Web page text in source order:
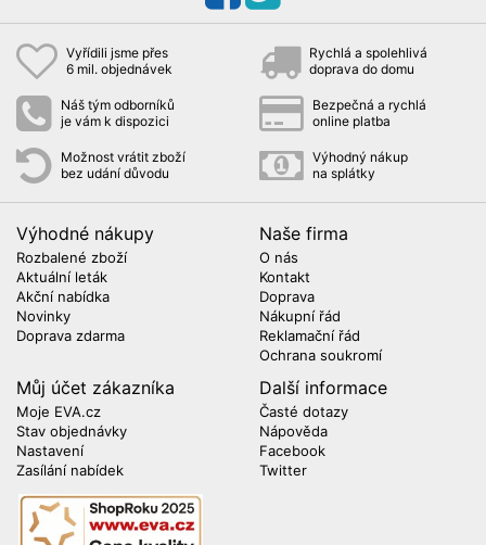
Vyřídili jsme přes
6 mil. objednávek
Rychlá a spolehlivá
doprava do domu
Náš tým odborníků
je vám k dispozici
Bezpečná a rychlá
online platba
Možnost vrátit zboží
bez udání důvodu
Výhodný nákup
na splátky
Výhodné nákupy
Rozbalené zboží
Aktuální leták
Akční nabídka
Novinky
Doprava zdarma
Naše firma
O nás
Kontakt
Doprava
Nákupní řád
Reklamační řád
Ochrana soukromí
Můj účet zákazníka
Moje EVA.cz
Stav objednávky
Nastavení
Zasílání nabídek
Další informace
Časté dotazy
Nápověda
Facebook
Twitter